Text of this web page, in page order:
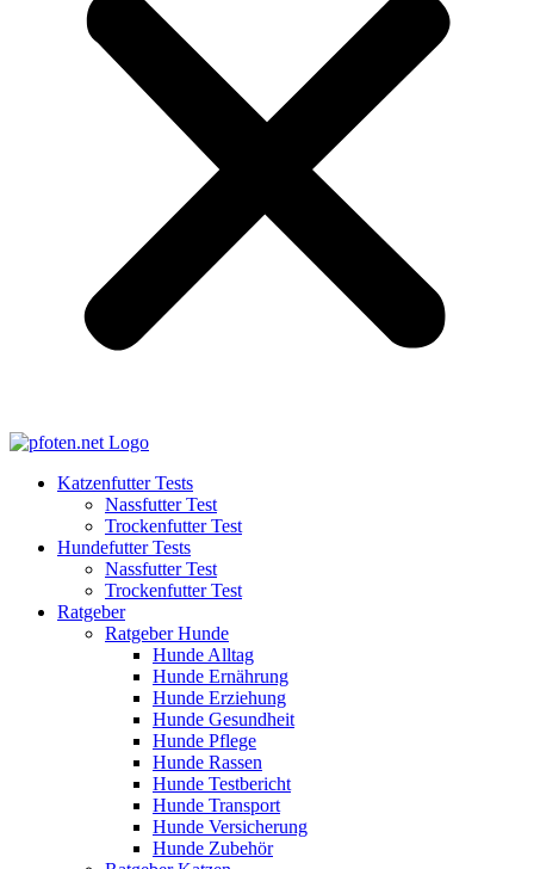
Katzenfutter Tests
Nassfutter Test
Trockenfutter Test
Hundefutter Tests
Nassfutter Test
Trockenfutter Test
Ratgeber
Ratgeber Hunde
Hunde Alltag
Hunde Ernährung
Hunde Erziehung
Hunde Gesundheit
Hunde Pflege
Hunde Rassen
Hunde Testbericht
Hunde Transport
Hunde Versicherung
Hunde Zubehör